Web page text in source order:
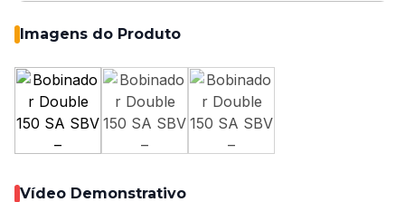
Imagens do Produto
Vídeo Demonstrativo